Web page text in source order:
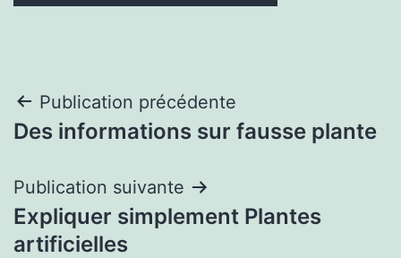
Navigation
de
l’article
Publication précédente
Des informations sur fausse plante
Publication suivante
Expliquer simplement Plantes
artificielles